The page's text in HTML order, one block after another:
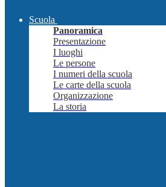
Scuola
Panoramica
Presentazione
I luoghi
Le persone
I numeri della scuola
Le carte della scuola
Organizzazione
La storia